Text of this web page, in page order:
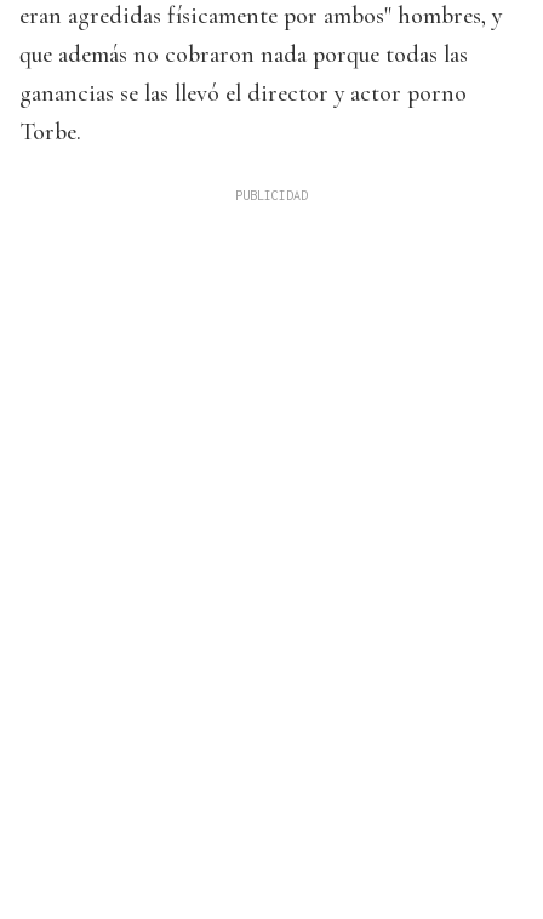
eran agredidas físicamente por ambos" hombres, y
que además no cobraron nada porque todas las
ganancias se las llevó el director y actor porno
Torbe.